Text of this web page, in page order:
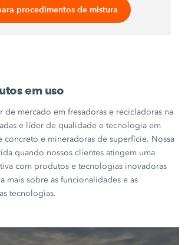
procedimentos de mistura
em uso
de mercado em fresadoras e recicladoras na
e líder de qualidade e tecnologia em
concreto e mineradoras de superfície. Nossa
quando nossos clientes atingem uma
com produtos e tecnologias inovadoras
mais sobre as funcionalidades e as
tecnologias.